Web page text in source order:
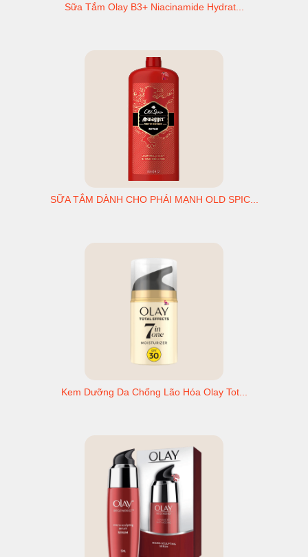
Sữa Tắm Olay B3+ Niacinamide Hydrat...
SỮA TẮM DÀNH CHO PHÁI MẠNH OLD SPIC...
Kem Dưỡng Da Chống Lão Hóa Olay Tot...